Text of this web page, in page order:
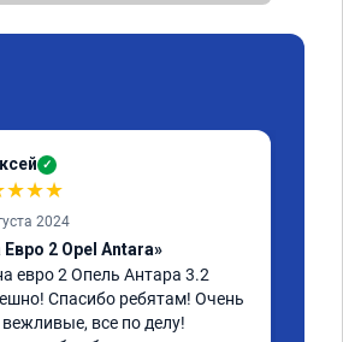
✓
★★★
2024
2 Opel Antara»
евро 2 Опель Антара 3.2
Спасибо ребятам! Очень
все по делу!